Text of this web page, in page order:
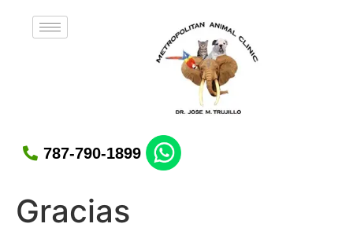
787-790-1899
Gracias